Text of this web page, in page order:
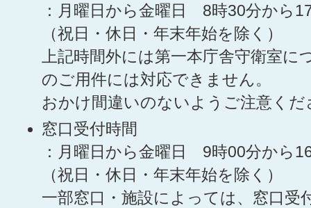
：月曜日から金曜日 8時30分から
（祝日・休日・年末年始を除く）
上記時間外には第一本庁舎守衛室に
のご用件には対応できません。
おかけ間違いのないようご注意くだ
窓口受付時間
：月曜日から金曜日 9時00分から
（祝日・休日・年末年始を除く）
一部窓口・施設によっては、窓口受